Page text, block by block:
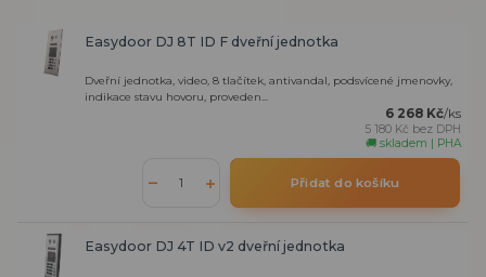
Easydoor DJ 8T ID F dveřní jednotka
Dveřní jednotka, video, 8 tlačítek, antivandal, podsvícené jmenovky,
indikace stavu hovoru, proveden...
6 268 Kč/ks
5 180 Kč bez DPH
🚚 skladem | PHA
Přidat do košíku
Easydoor DJ 4T ID v2 dveřní jednotka